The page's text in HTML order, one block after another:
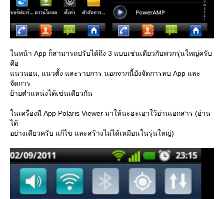
นหน้า App ก็สามารถปรับได้ถึง 3 แบบเช่นเดียวกับพวกรุ่นใหญ่ครับ
คือ
นวนอน, แนวตั้ง และรายการ นอกจากนี้ยังจัดการลบ App และ
จัดการ
้ายตำแหน่งได้เช่นเดียวกัน
นเครื่องมี App Polaris Viewer มาให้นะฮะเอาใว้อ่านเอกสาร (อ่าน
ได้
อย่างเดียวครับ แก้ไข และสร้างไม่ได้เหมือนในรุ่นใหญ่)